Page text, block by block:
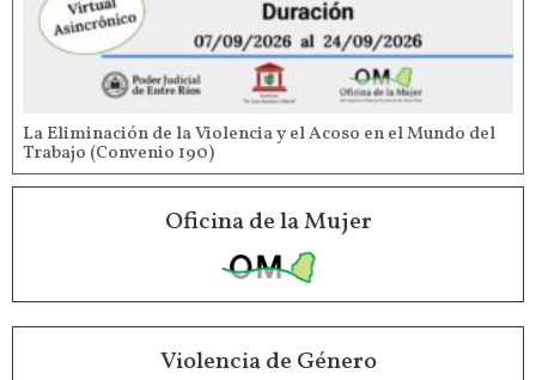
La Eliminación de la Violencia y el Acoso en el Mundo del
Trabajo (Convenio 190)
Oficina de la Mujer
Violencia de Género